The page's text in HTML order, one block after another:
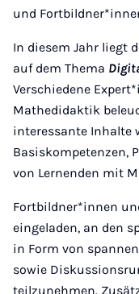
und
In diesem Jahr liegt
auf dem Thema
Verschiedene
Mathedidaktik
interessante Inhalte
Basiskompetenzen,
von Lernenden mit
Fortbildner*innen
eingeladen, an den
in Form von
sowie
teilzunehmen.